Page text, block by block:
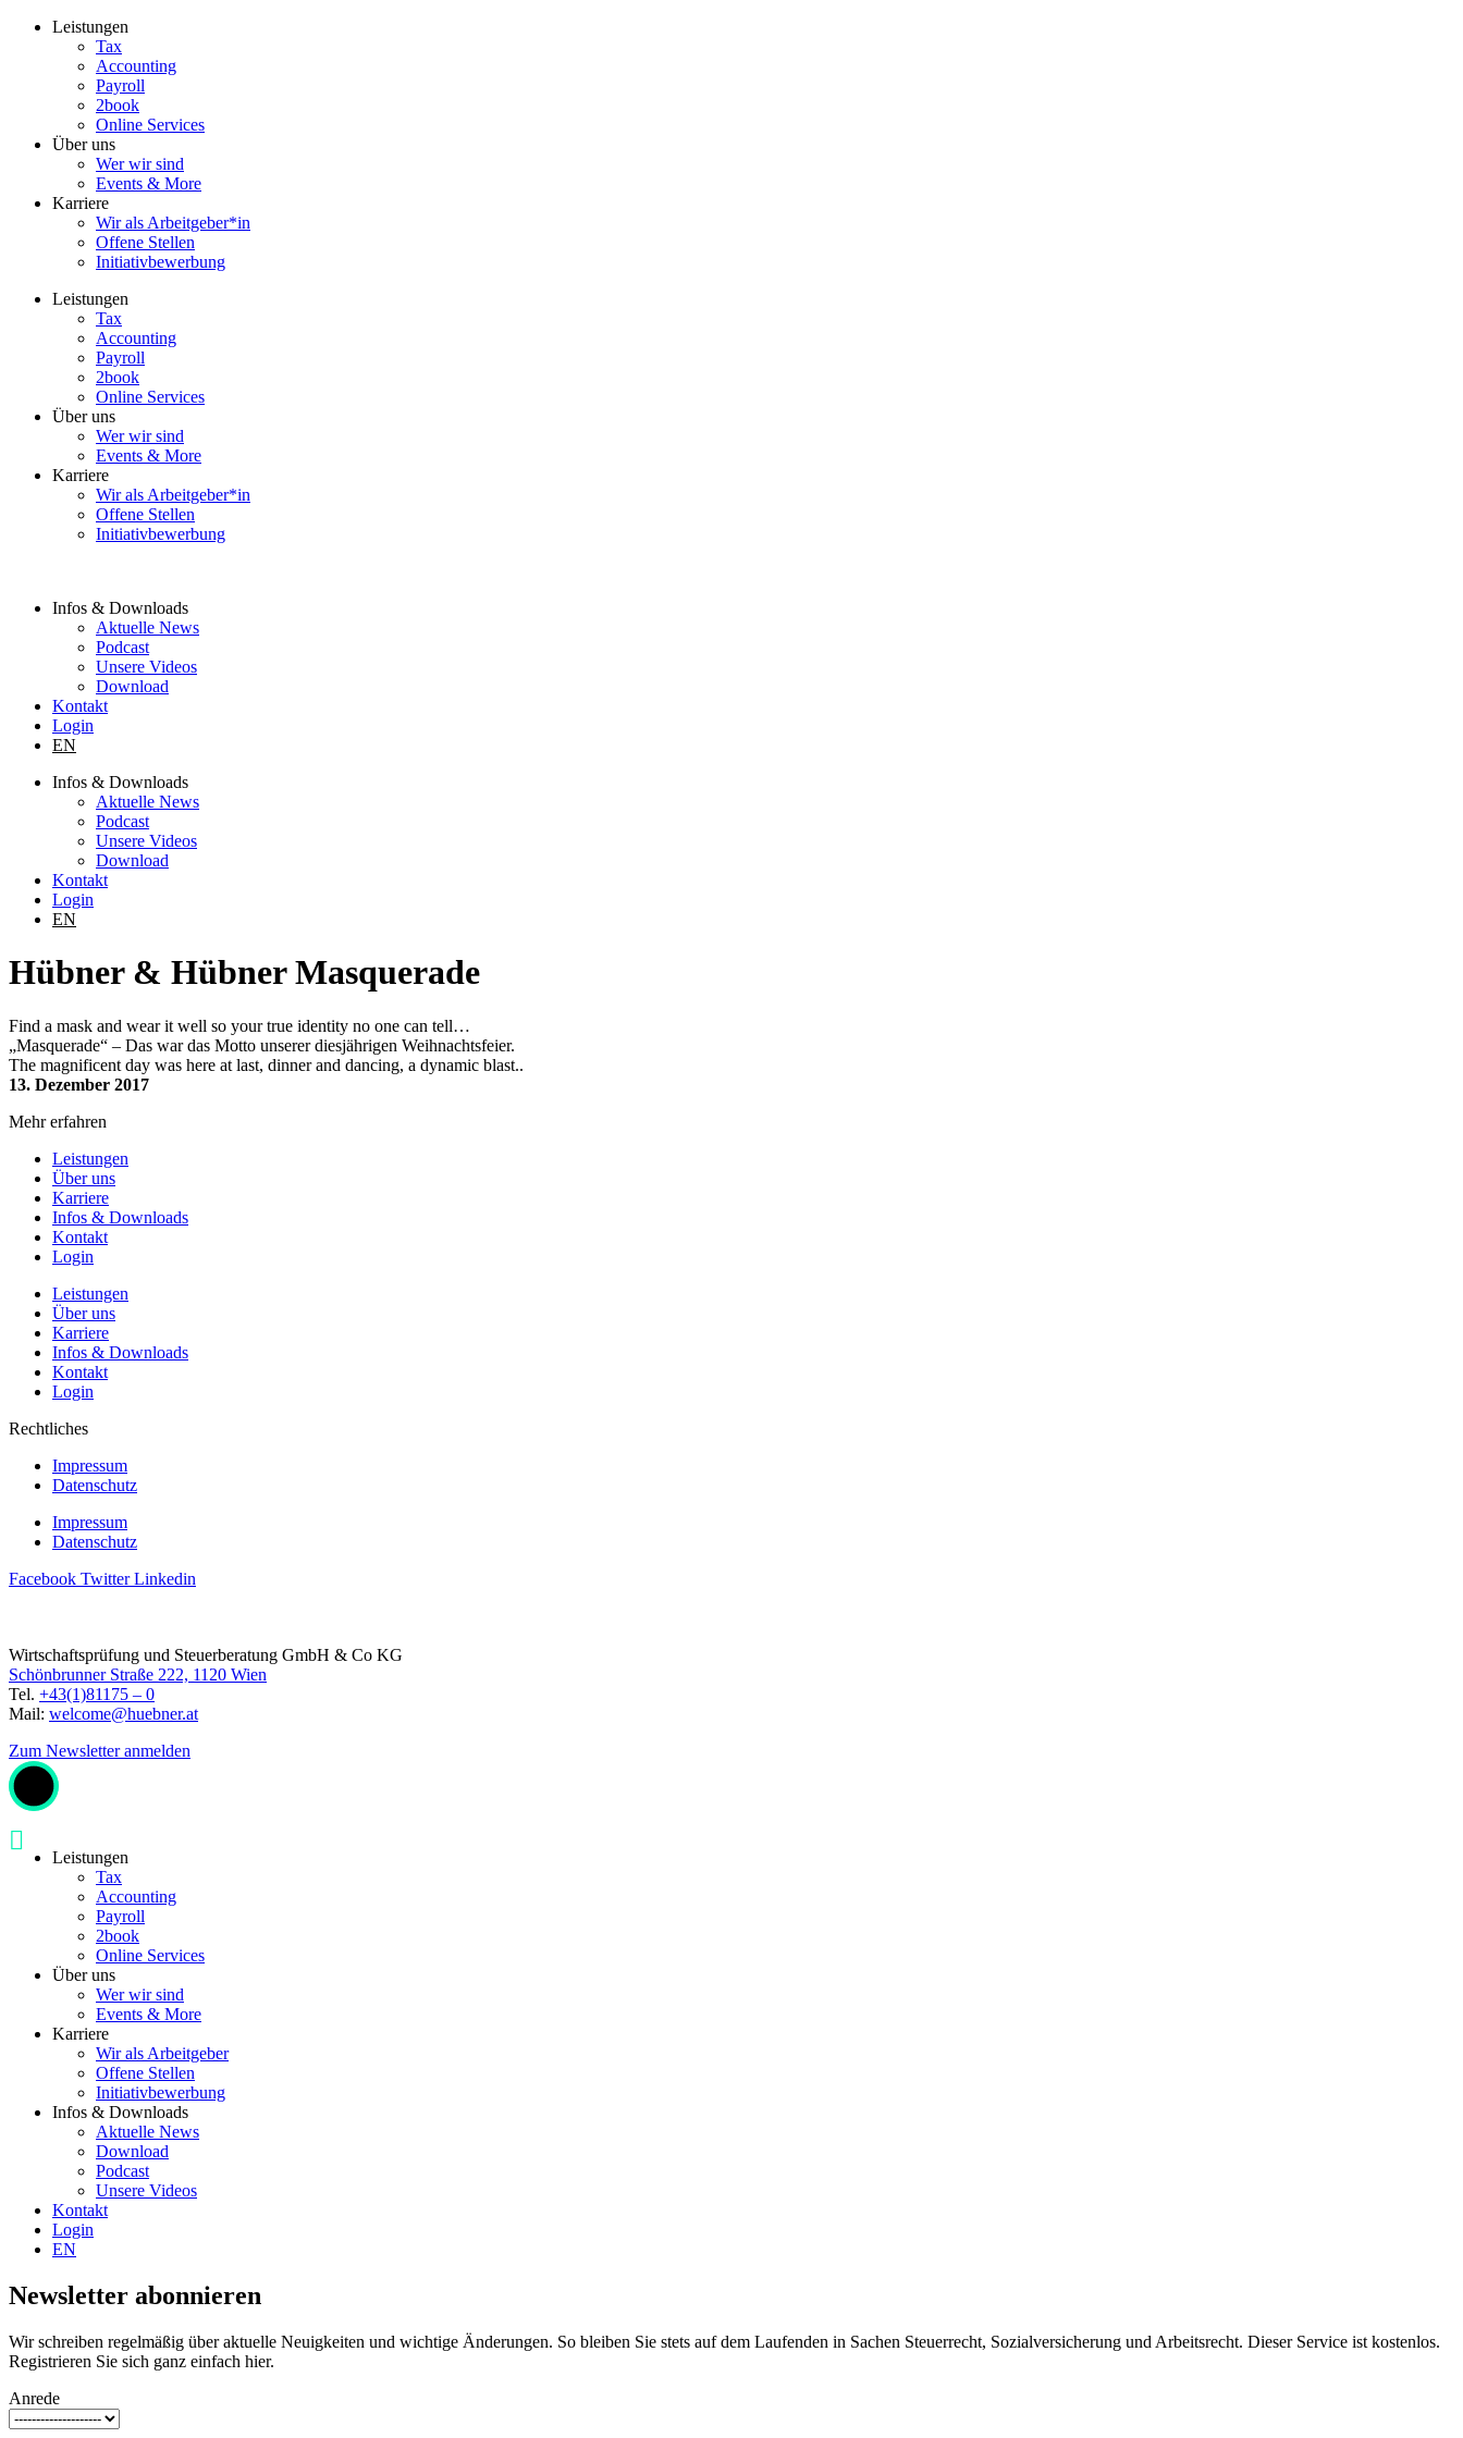
Zum
Leistungen
Tax
Accounting
Payroll
2book
Online Services
Über uns
Wer wir sind
Events & More
Karriere
Wir als Arbeitgeber*in
Offene Stellen
Initiativbewerbung
Leistungen
Tax
Accounting
Payroll
2book
Online Services
Über uns
Wer wir sind
Events & More
Karriere
Wir als Arbeitgeber*in
Offene Stellen
Initiativbewerbung
Infos & Downloads
Aktuelle News
Podcast
Unsere Videos
Download
Kontakt
Login
EN
Infos & Downloads
Aktuelle News
Podcast
Unsere Videos
Download
Kontakt
Login
EN
Hübner & Hübner Masquerade
Find a mask and wear it well so your true identity no one can tell…
„Masquerade“ – Das war das Motto unserer diesjährigen Weihnachtsfeier.
The magnificent day was here at last, dinner and dancing, a dynamic blast..
13. Dezember 2017
Mehr erfahren
Leistungen
Über uns
Karriere
Infos & Downloads
Kontakt
Login
Leistungen
Über uns
Karriere
Infos & Downloads
Kontakt
Login
Rechtliches
Impressum
Datenschutz
Impressum
Datenschutz
Facebook Twitter Linkedin
Wirtschaftsprüfung und Steuerberatung GmbH & Co KG
Schönbrunner Straße 222, 1120 Wien
Tel. +43(1)81175 – 0
Mail: welcome@huebner.at
Zum Newsletter anmelden
Leistungen
Tax
Accounting
Payroll
2book
Online Services
Über uns
Wer wir sind
Events & More
Karriere
Wir als Arbeitgeber
Offene Stellen
Initiativbewerbung
Infos & Downloads
Aktuelle News
Download
Podcast
Unsere Videos
Kontakt
Login
EN
Newsletter abonnieren
Wir schreiben regelmäßig über aktuelle Neuigkeiten und wichtige Änderungen. So bleiben Sie stets auf dem Laufenden in Sachen Steuerrecht, Sozialversicherung und Arbeitsrecht. Dieser Service ist kostenlos.
Registrieren Sie sich ganz einfach hier.
Anrede